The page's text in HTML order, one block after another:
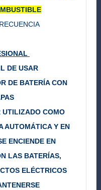
DE USAR
DE BATERÍA CON
UTILIZADO COMO
AUTOMÁTICA Y EN
ENCIENDE EN
LAS BATERÍAS,
ELÉCTRICOS